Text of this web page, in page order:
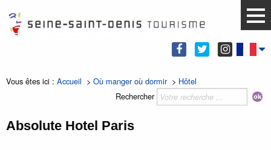
Vous êtes ici : Accueil > Où manger où dormir> Hôtel
Rechercher
Absolute Hotel Paris